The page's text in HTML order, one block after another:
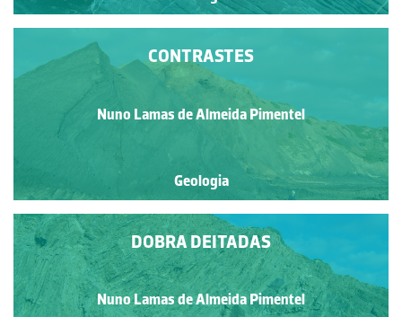
CONTRASTES
Nuno Lamas de Almeida Pimentel
Geologia
DOBRA DEITADAS
Nuno Lamas de Almeida Pimentel